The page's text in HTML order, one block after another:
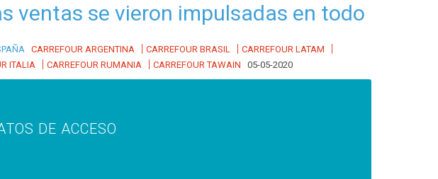
ventas se vieron impulsadas en todo
CARREFOUR ARGENTINA | CARREFOUR BRASIL | CARREFOUR LATAM |
ITALIA | CARREFOUR RUMANIA | CARREFOUR TAWAIN 05-05-2020
DE ACCESO